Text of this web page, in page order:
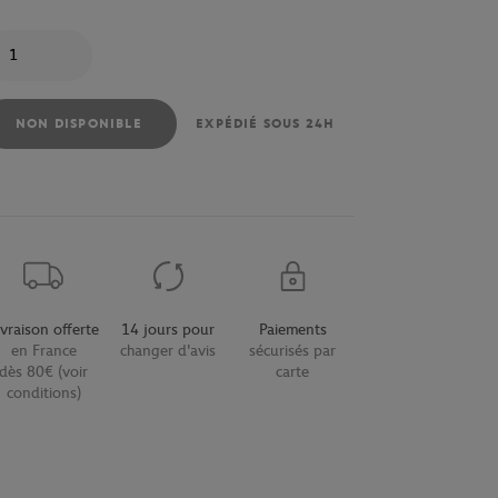
NON DISPONIBLE EXPÉDIÉ SOUS 24H
offerte
en France
dès 80€ (voir
conditions)
14 jours pour
changer d'avis
Paiements
sécurisés par
carte